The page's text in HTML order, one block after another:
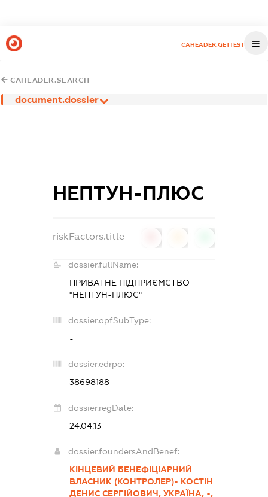
CAHEADER.GETTEST
CAHEADER.SEARCH
document.dossier
НЕПТУН-ПЛЮС
riskFactors.title
dossier.fullName:
ПРИВАТНЕ ПІДПРИЄМСТВО
"НЕПТУН-ПЛЮС"
dossier.opfSubType:
-
dossier.edrpo:
38698188
dossier.regDate:
24.04.13
dossier.foundersAndBenef:
КІНЦЕВИЙ БЕНЕФІЦІАРНИЙ
ВЛАСНИК (КОНТРОЛЕР)- КОСТІН
ДЕНИС СЕРГІЙОВИЧ, УКРАЇНА, -,